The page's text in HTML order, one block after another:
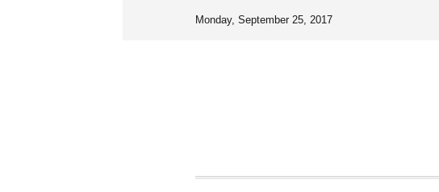
Monday, September 25, 2017